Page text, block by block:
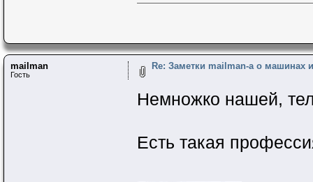
mailman
Гость
Re: Заметки mailman-a о машинах
Немножко нашей,
Есть такая